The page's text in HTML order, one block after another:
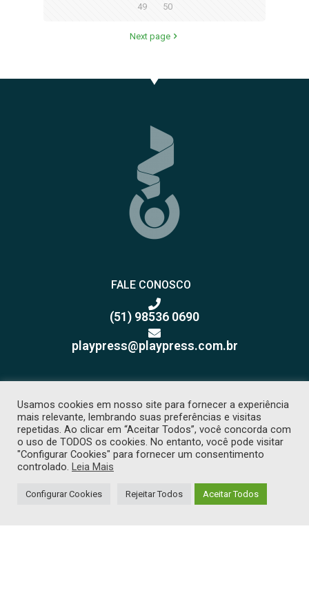
49 50
Next page
FALE CONOSCO
(51) 98536 0690
playpress@playpress.com.br
Receba nossos releases e
sugestões de pauta
Usamos cookies em nosso site para fornecer a experiência
mais relevante, lembrando suas preferências e visitas
repetidas. Ao clicar em “Aceitar Todos”, você concorda com
o uso de TODOS os cookies. No entanto, você pode visitar
"Configurar Cookies" para fornecer um consentimento
controlado. Leia Mais
Configurar Cookies Rejeitar Todos Aceitar Todos